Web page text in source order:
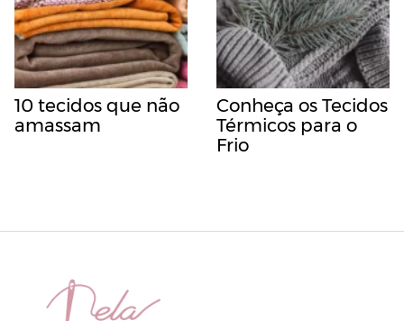
10 tecidos que não
amassam
Conheça os Tecidos
Térmicos para o
Frio